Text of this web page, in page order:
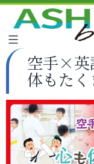
空手×英
体もたく